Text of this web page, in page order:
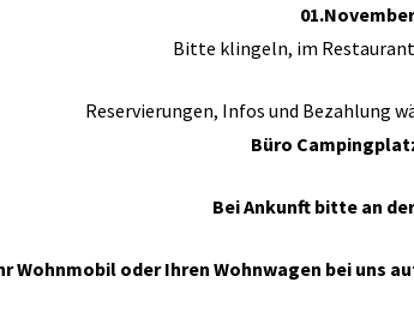
Bitte klingeln, im
Reservierungen, Infos und Bezahlung
Büro
Bei Ankunft bitte an
Wohnmobil oder Ihren Wohnwagen bei uns